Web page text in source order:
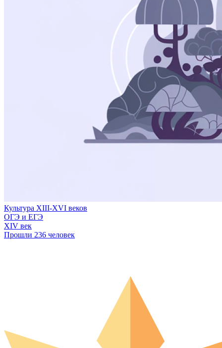
Культура XIII-XVI веков
ОГЭ и ЕГЭ
XIV век
Прошли 236 человек